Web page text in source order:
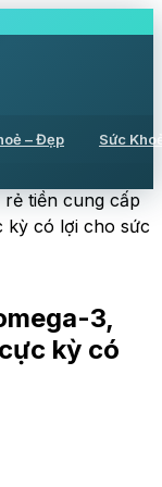
– Đẹp Sức
rẻ tiền cung cấp
kỳ có lợi cho sức
3,
kỳ có